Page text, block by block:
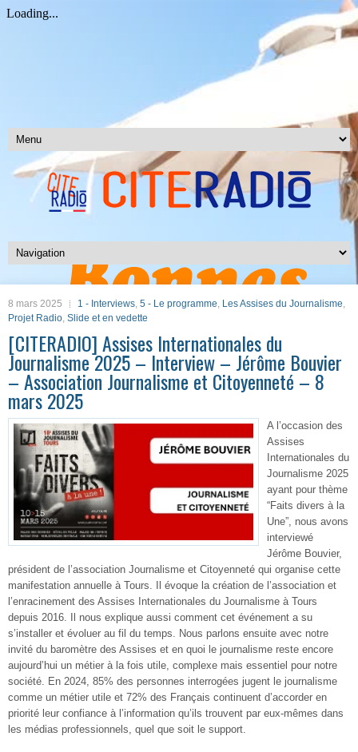
8 mars 2025 1 - Interviews, 5 - Le programme, Les Assises du Journalisme,
Projet Radio, Slide et en vedette
[CITERADIO] Assises Internationales du
Journalisme 2025 – Interview – Jérôme Bouvier
– Association Journalisme et Citoyenneté – 8
mars 2025
A l’occasion des
Assises
Internationales du
Journalisme 2025
ayant pour thème
“Faits divers à la
Une”, nous avons
interviewé
Jérôme Bouvier,
président de l’association Journalisme et Citoyenneté qui organise cette
manifestation annuelle à Tours. Il évoque la création de l’association et
l’enracinement des Assises Internationales du Journalisme à Tours
depuis 2016. Il nous explique aussi comment cet événement a su
s’installer et évoluer au fil du temps. Nous parlons ensuite avec notre
invité du baromètre des Assises et en quoi le journalisme reste encore
aujourd’hui un métier à la fois utile, complexe mais essentiel pour notre
société. En 2024, 85% des personnes interrogées jugent le journalisme
comme un métier utile et 72% des Français continuent d’accorder en
priorité leur confiance à l’information qu’ils trouvent par eux-mêmes dans
les médias professionnels, quel que soit le support.